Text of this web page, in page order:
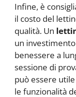
Infine, è
il costo del
qualità. Un
un
benessere a
sessione di
può essere
le funzionalità